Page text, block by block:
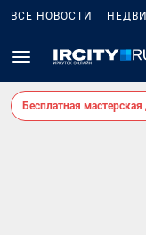
ВСЕ НОВОСТИ
Бесплатная